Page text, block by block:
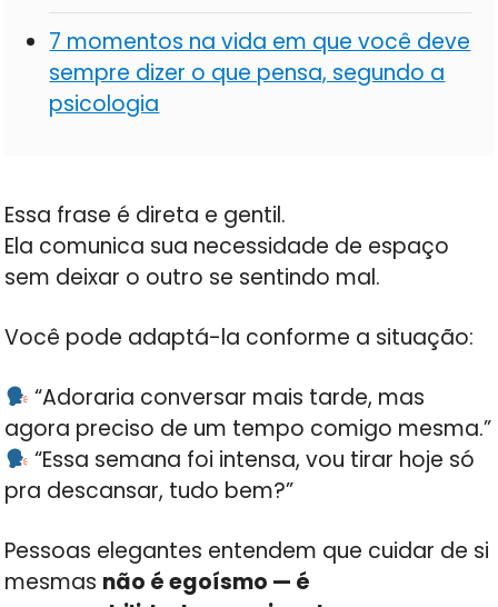
7 momentos na vida em que você deve
sempre dizer o que pensa, segundo a
psicologia
Essa frase é direta e gentil.
Ela comunica sua necessidade de espaço
sem deixar o outro se sentindo mal.
Você pode adaptá-la conforme a situação:
“Adoraria conversar mais tarde, mas
agora preciso de um tempo comigo mesma.”
“Essa semana foi intensa, vou tirar hoje só
pra descansar, tudo bem?”
Pessoas elegantes entendem que cuidar de si
mesmas não é egoísmo — é